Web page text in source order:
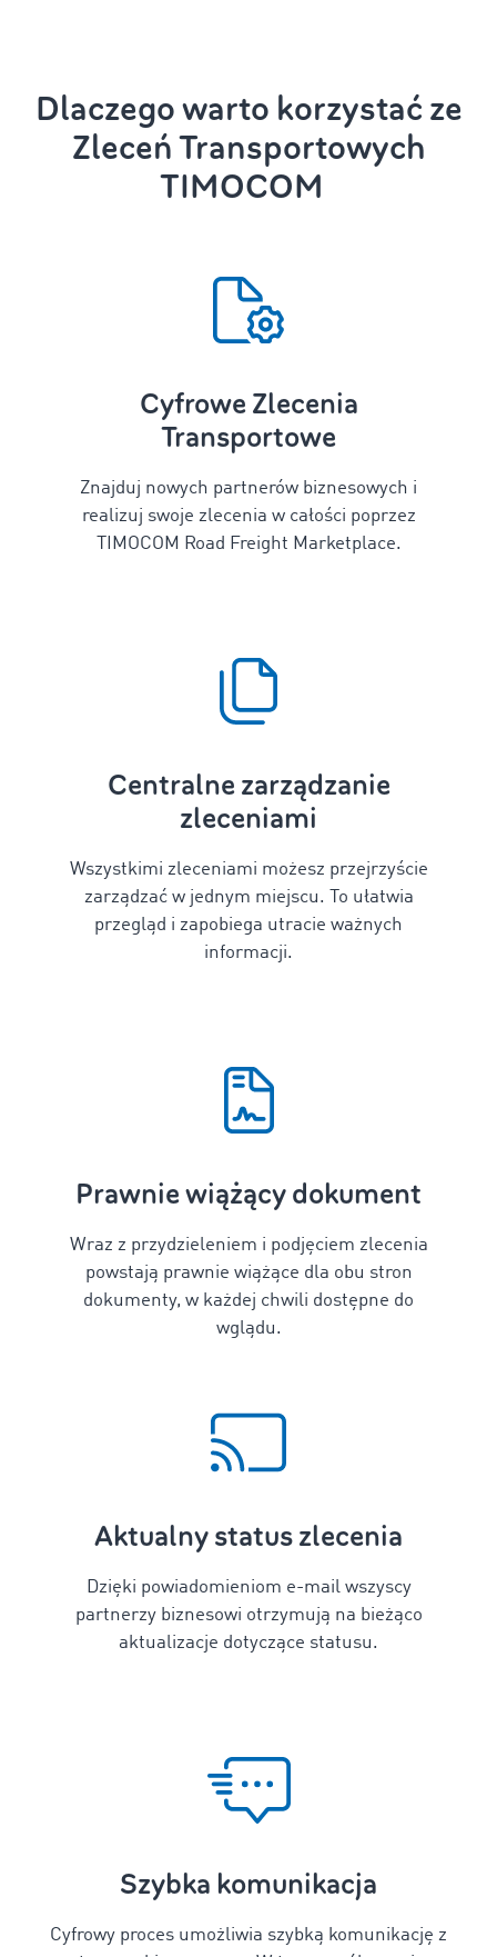
Dlaczego warto korzystać ze
Zleceń Transportowych
TIMOCOM
Cyfrowe Zlecenia
Transportowe
Znajduj nowych partnerów biznesowych i
realizuj swoje zlecenia w całości poprzez
TIMOCOM Road Freight Marketplace.
Centralne zarządzanie
zleceniami
Wszystkimi zleceniami możesz przejrzyście
zarządzać w jednym miejscu. To ułatwia
przegląd i zapobiega utracie ważnych
informacji.
Prawnie wiążący dokument
Wraz z przydzieleniem i podjęciem zlecenia
powstają prawnie wiążące dla obu stron
dokumenty, w każdej chwili dostępne do
wglądu.
Aktualny status zlecenia
Dzięki powiadomieniom e-mail wszyscy
partnerzy biznesowi otrzymują na bieżąco
aktualizacje dotyczące statusu.
Szybka komunikacja
Cyfrowy proces umożliwia szybką komunikację z